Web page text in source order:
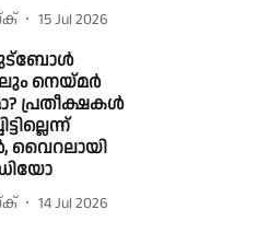
15 Jul 2026
നെയ്മർ
പ്രതീക്ഷകൾ
വൈറലായി
14 Jul 2026